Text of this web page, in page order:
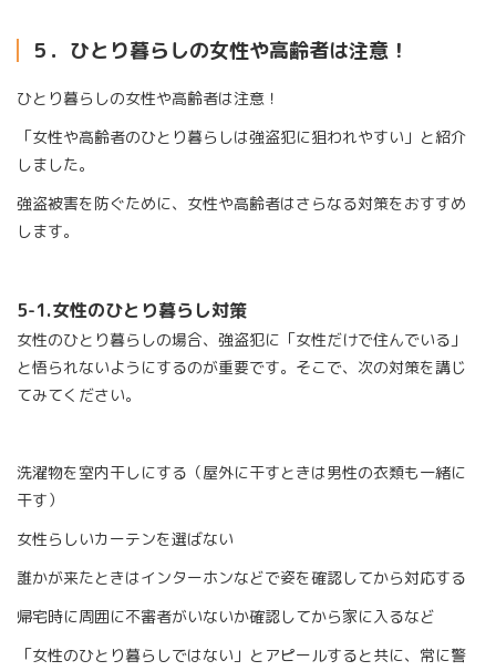
５．ひとり暮らしの女性や高齢者は注意！
ひとり暮らしの女性や高齢者は注意！
「女性や高齢者のひとり暮らしは強盗犯に狙われやすい」と紹介
しました。
強盗被害を防ぐために、女性や高齢者はさらなる対策をおすすめ
します。
5-1.女性のひとり暮らし対策
女性のひとり暮らしの場合、強盗犯に「女性だけで住んでいる」
と悟られないようにするのが重要です。そこで、次の対策を講じ
てみてください。
洗濯物を室内干しにする（屋外に干すときは男性の衣類も一緒に
干す）
女性らしいカーテンを選ばない
誰かが来たときはインターホンなどで姿を確認してから対応する
帰宅時に周囲に不審者がいないか確認してから家に入るなど
「女性のひとり暮らしではない」とアピールすると共に、常に警